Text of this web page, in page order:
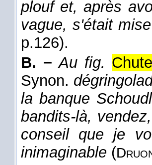
plouf et, après
vague, s'était
p.126).
B. − Au fig.
Synon.
la banque
bandits-là,
conseil que je
inimaginable (